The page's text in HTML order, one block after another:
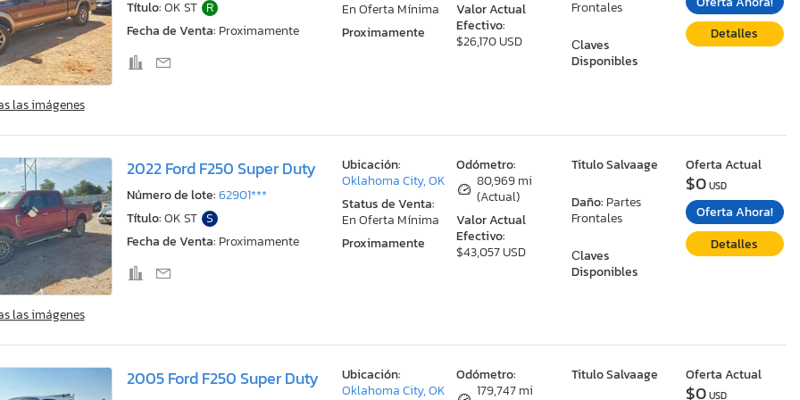
las imágenes
Título:OK ST R
Fecha de Venta: Proximamente
Valor Actual
Efectivo:
$26,170 USD
Frontales
Сlaves
Disponibles
En Oferta Mínima
Proximamente
Detalles
las imágenes
2022 Ford F250 Super Duty
Número de lote:62901***
Título:OK ST S
Fecha de Venta: Proximamente
Odómetro:
80,969 mi
(Actual)
Valor Actual
Efectivo:
$43,057 USD
Titulo Salvaage
Daño: Partes
Frontales
Сlaves
Disponibles
Ubicación:
Oklahoma City, OK
Status de Venta:
En Oferta Mínima
Proximamente
Oferta Actual
$0USD
Oferta Ahora!
Detalles
2005 Ford F250 Super Duty
Odómetro:
179,747 mi
Titulo Salvaage
Ubicación:
Oklahoma City, OK
Oferta Actual
$0USD